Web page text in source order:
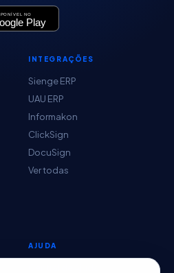
INTEGRAÇÕES
Sienge ERP
UAU ERP
Informakon
ClickSign
DocuSign
Ver todas
AJUDA